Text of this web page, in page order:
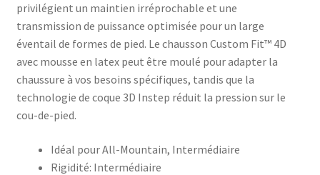
privilégient un maintien irréprochable et une
transmission de puissance optimisée pour un large
éventail de formes de pied. Le chausson Custom Fit™ 4D
avec mousse en latex peut être moulé pour adapter la
chaussure à vos besoins spécifiques, tandis que la
technologie de coque 3D Instep réduit la pression sur le
cou-de-pied.
Idéal pour All-Mountain, Intermédiaire
Rigidité: Intermédiaire